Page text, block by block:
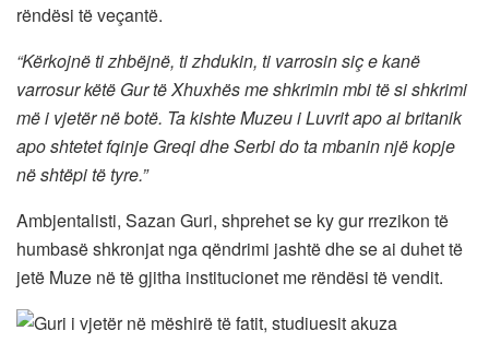
rëndësi të veçantë.
“Kërkojnë ti zhbëjnë, ti zhdukin, ti varrosin siç e kanë
varrosur këtë Gur të Xhuxhës me shkrimin mbi të si shkrimi
më i vjetër në botë. Ta kishte Muzeu i Luvrit apo ai britanik
apo shtetet fqinje Greqi dhe Serbi do ta mbanin një kopje
në shtëpi të tyre.”
Ambjentalisti, Sazan Guri, shprehet se ky gur rrezikon të
humbasë shkronjat nga qëndrimi jashtë dhe se ai duhet të
jetë Muze në të gjitha institucionet me rëndësi të vendit.